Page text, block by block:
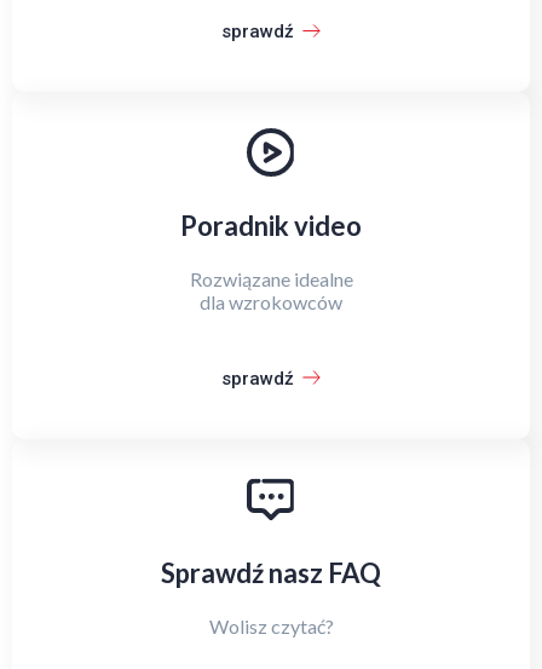
sprawdź
Poradnik video
Rozwiązane idealne
dla wzrokowców
sprawdź
Sprawdź nasz FAQ
Wolisz czytać?